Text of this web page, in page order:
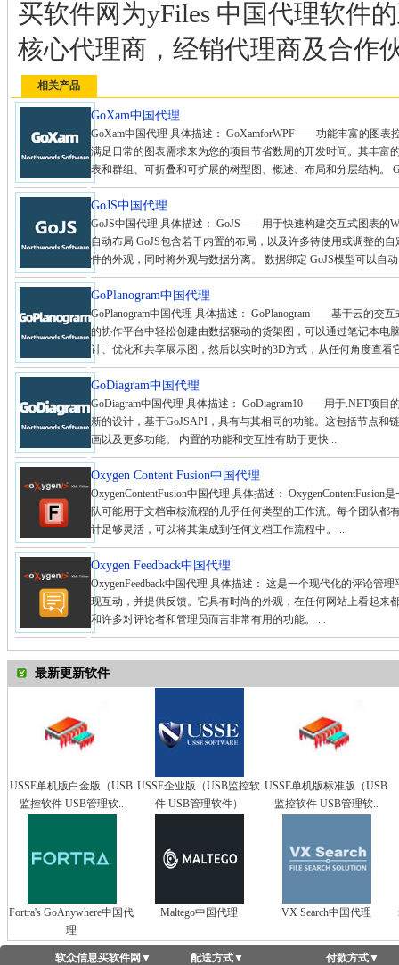
买软件网为yFiles 中国代理软件
核心代理商，经销代理商及合作
相关产品
GoXam中国代理
GoXam中国代理 具体描述： GoXamforWPF——功能丰富的图表
满足日常的图表需求来为您的项目节省数周的开发时间。其丰富
表和群组、可折叠和可扩展的树型图、概述、布局和分层结构。
GoJS中国代理
GoJS中国代理 具体描述： GoJS——用于快速构建交互式图表的
自动布局 GoJS包含若干内置的布局，以及许多待使用或调整的
件的外观，同时将外观与数据分离。 数据绑定 GoJS模型可以自
GoPlanogram中国代理
GoPlanogram中国代理 具体描述： GoPlanogram——基于云的交
的协作平台中轻松创建由数据驱动的货架图，可以通过笔记本电
计、优化和共享展示图，然后以实时的3D方式，从任何角度查看
GoDiagram中国代理
GoDiagram中国代理 具体描述： GoDiagram10——用于.NET项目
新的设计，基于GoJSAPI，具有与其相同的功能。这包括节点和
画以及更多功能。 内置的功能和交互性有助于更快...
Oxygen Content Fusion中国代理
OxygenContentFusion中国代理 具体描述：
队可能用于文档审核流程的几乎任何类型的工作流。每个团队都
计足够灵活，可以将其集成到任何文档工作流程中。 ...
Oxygen Feedback中国代理
OxygenFeedback中国代理 具体描述： 这是一个现代化的评论管
现互动，并提供反馈。它具有时尚的外观，在任何网站上看起来
和许多对评论者和管理员而言非常有用的功能。 ...
最新更新软件
USSE单机版白金版（USB
监控软件 USB管理软..
USSE企业版（USB监控软
件 USB管理软件）
USSE单机版标准版（USB
监控软件 USB管理软..
Fortra's GoAnywhere中国代
理
Maltego中国代理 VX Search中国代理
软众信息买软件网 ▼ 配送方式▼ 付款方式▼